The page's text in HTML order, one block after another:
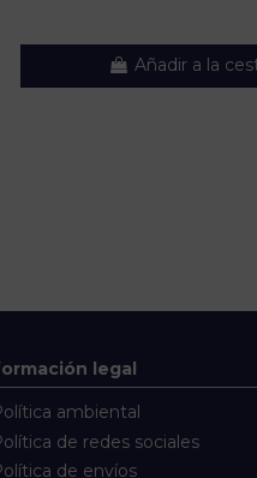
Añadir a la
legal
ambiental
de redes sociales
de envíos